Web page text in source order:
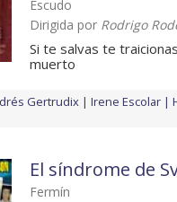
Escudo
Dirigida por Rodrigo
Si te salvas te
muerto
Gertrudix Irene Escolar
El síndrome de
Fermín